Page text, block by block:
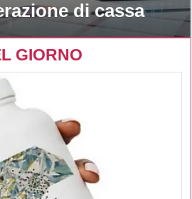
di cassa
GIORNO